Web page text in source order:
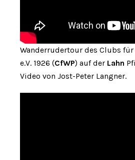
Wanderrudertour des Clubs für
e.V. 1926 (CfWP) auf der Lahn
Video von Jost-Peter Langner.